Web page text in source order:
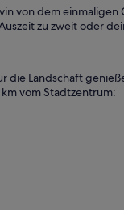
von dem
zu zweit oder
die Landschaft
vom Stadtzentrum: